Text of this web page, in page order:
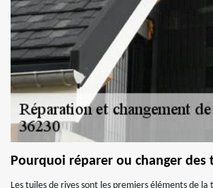
Pourquoi réparer ou changer des
Les tuiles de rives sont les premiers éléments de la